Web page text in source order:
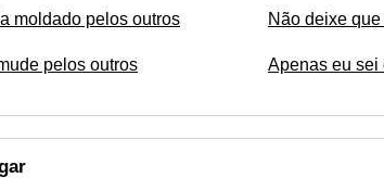
moldado pelos outros
pelos outros
Não deixe
Apenas eu sei